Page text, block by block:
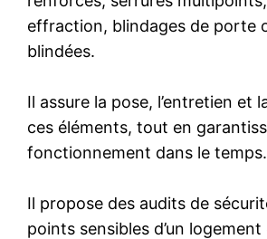
effraction, blindages de porte
blindées.
Il assure la pose, l’entretien et
ces éléments, tout en
fonctionnement dans le temps.
Il propose des audits de
points sensibles d’un logement